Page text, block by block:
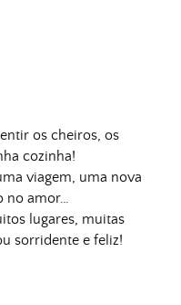
os cheiros, os
cozinha!
viagem, uma nova
no amor…
lugares, muitas
sorridente e feliz!